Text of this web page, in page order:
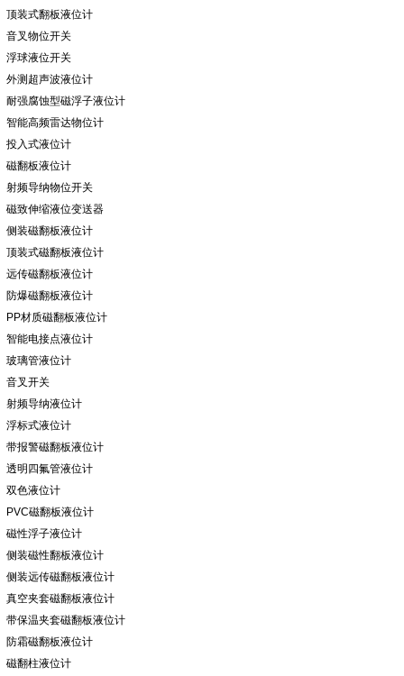
顶装式翻板液位计
音叉物位开关
浮球液位开关
外测超声波液位计
耐强腐蚀型磁浮子液位计
智能高频雷达物位计
投入式液位计
磁翻板液位计
射频导纳物位开关
磁致伸缩液位变送器
侧装磁翻板液位计
顶装式磁翻板液位计
远传磁翻板液位计
防爆磁翻板液位计
PP材质磁翻板液位计
智能电接点液位计
玻璃管液位计
音叉开关
射频导纳液位计
浮标式液位计
带报警磁翻板液位计
透明四氟管液位计
双色液位计
PVC磁翻板液位计
磁性浮子液位计
侧装磁性翻板液位计
侧装远传磁翻板液位计
真空夹套磁翻板液位计
带保温夹套磁翻板液位计
防霜磁翻板液位计
磁翻柱液位计